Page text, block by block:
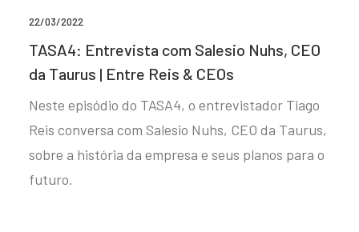
22/03/2022
TASA4: Entrevista com Salesio Nuhs, CEO
da Taurus | Entre Reis & CEOs
Neste episódio do TASA4, o entrevistador Tiago
Reis conversa com Salesio Nuhs, CEO da Taurus,
sobre a história da empresa e seus planos para o
futuro.